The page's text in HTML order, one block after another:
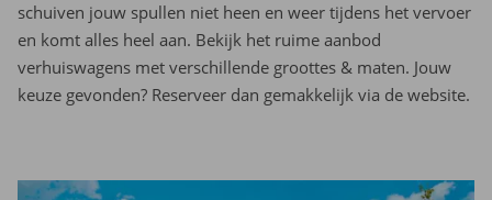
schuiven jouw spullen niet heen en weer tijdens het vervoer
en komt alles heel aan. Bekijk het ruime aanbod
verhuiswagens met verschillende groottes & maten. Jouw
keuze gevonden? Reserveer dan gemakkelijk via de website.